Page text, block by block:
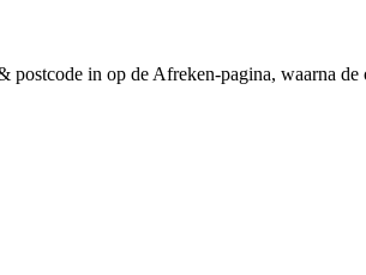
in op de Afreken-pagina, waarna